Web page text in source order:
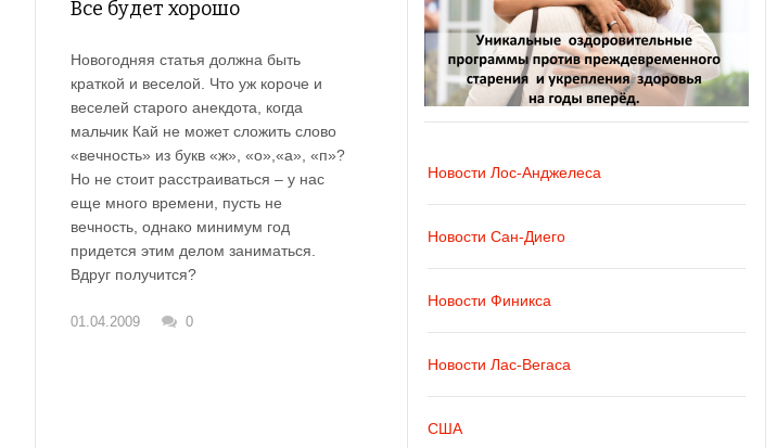
Все будет хорошо
Новогодняя статья должна быть
краткой и веселой. Что уж короче и
веселей старого анекдота, когда
мальчик Кай не может сложить слово
«вечность» из букв «ж», «о»,«а», «п»?
Но не стоит расстраиваться – у нас
еще много времени, пусть не
вечность, однако минимум год
придется этим делом заниматься.
Вдруг получится?
01.04.2009 0
Новости Лос-Анджелеса
Новости Сан-Диего
Новости Финикса
Новости Лас-Вегаса
США